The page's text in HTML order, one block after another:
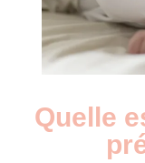
Quelle
Année
Nouveaux-
nés